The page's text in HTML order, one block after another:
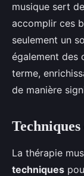
musique sert
accomplir ces
seulement un
également des
terme,
de manière
La thérapie
techniques